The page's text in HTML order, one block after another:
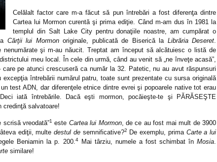
Celălalt factor care m-a făcut să pun întrebări a fost diferenţa dintre
Cartea lui Mormon curentă şi prima ediţie. Când m-am dus în 1981 la
templul din Salt Lake City pentru donaţiile noastre, am cumpărat o
Cărţii lui Mormonoriginale, publicată de Biserică la Librăria Deseret.
nenumărate şi m-au năucit. Treptat am început să alcătuiesc o listă de
meu local. În cele din urmă, când au venit să „ne înveţe acasă”,
care pe atunci crescuseră ca număr la 32. Patetic, nu au avut răspunsuri
întrebării numărul patru, toate sunt prezentate cu sursa originală
test ADN, dar diferenţele etnice dintre evrei şi popoarele native tot erau
iată întrebările. Dacă eşti mormon, pocăieşte-te şi PĂRĂSEŞTE
credinţă salvatoare!
scrisă vreodată”1 este Cartea lui Mormon, de ce au fost mai mult de 3900
ediţii, multedestul desemnificative?2 De exemplu, prima Carte a lui
Beniamin la p. 200.4Mai târziu, numele a fost schimbat în Mosia.
similare!